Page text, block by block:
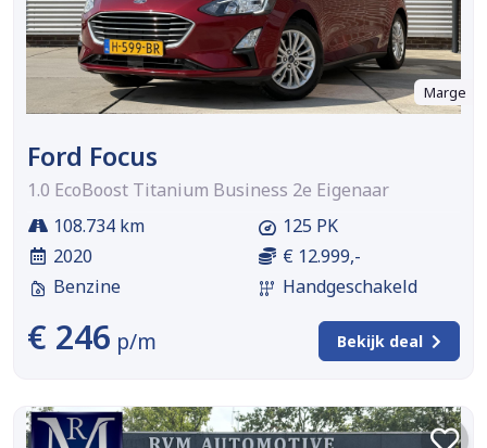
Marge
Ford Focus
1.0 EcoBoost Titanium Business 2e Eigenaar
108.734 km
2020
Benzine
125 PK
€ 12.999,-
Handgeschakeld
€ 246 p/m Bekijk deal